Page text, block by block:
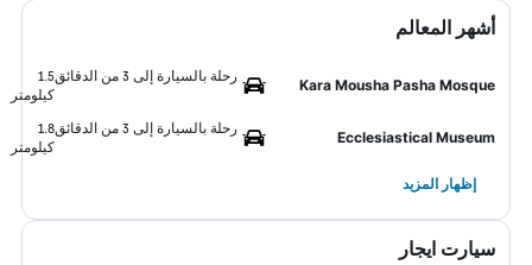
أشهر المعالم
Kara Mousha Pasha Mosque
رحلة بالسيارة إلى 3 من الدقائق
1.5
كيلومتر
Ecclesiastical Museum
رحلة بالسيارة إلى 3 من الدقائق
1.8
كيلومتر
إظهار المزيد
سيارت ايجار